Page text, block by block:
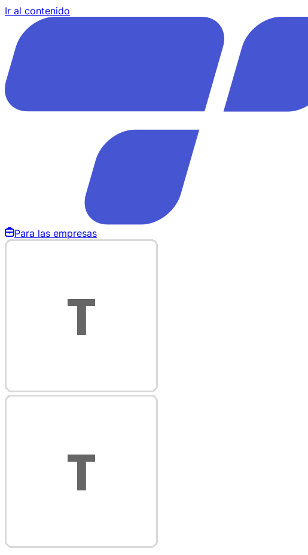
Ir al contenido
Para las empresas